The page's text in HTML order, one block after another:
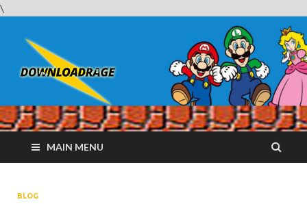
\
Website tải phần mềm nhanh và miễn phí
MAIN MENU
BLOG